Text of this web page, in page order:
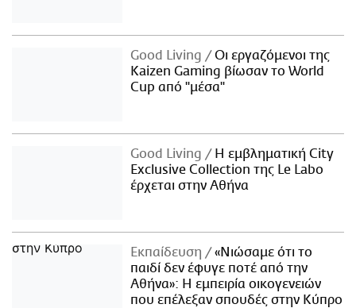
Good Living
Οι εργαζόμενοι της
Kaizen Gaming βίωσαν το World
Cup από "μέσα"
Good Living
Η εμβληματική City
Exclusive Collection της Le Labo
έρχεται στην Αθήνα
Εκπαίδευση
«Νιώσαμε ότι το
παιδί δεν έφυγε ποτέ από την
Αθήνα»: Η εμπειρία οικογενειών
που επέλεξαν σπουδές στην Κύπρο